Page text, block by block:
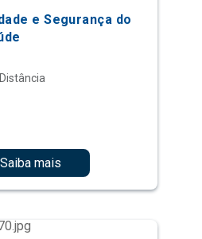
e Segurança do
Saiba mais